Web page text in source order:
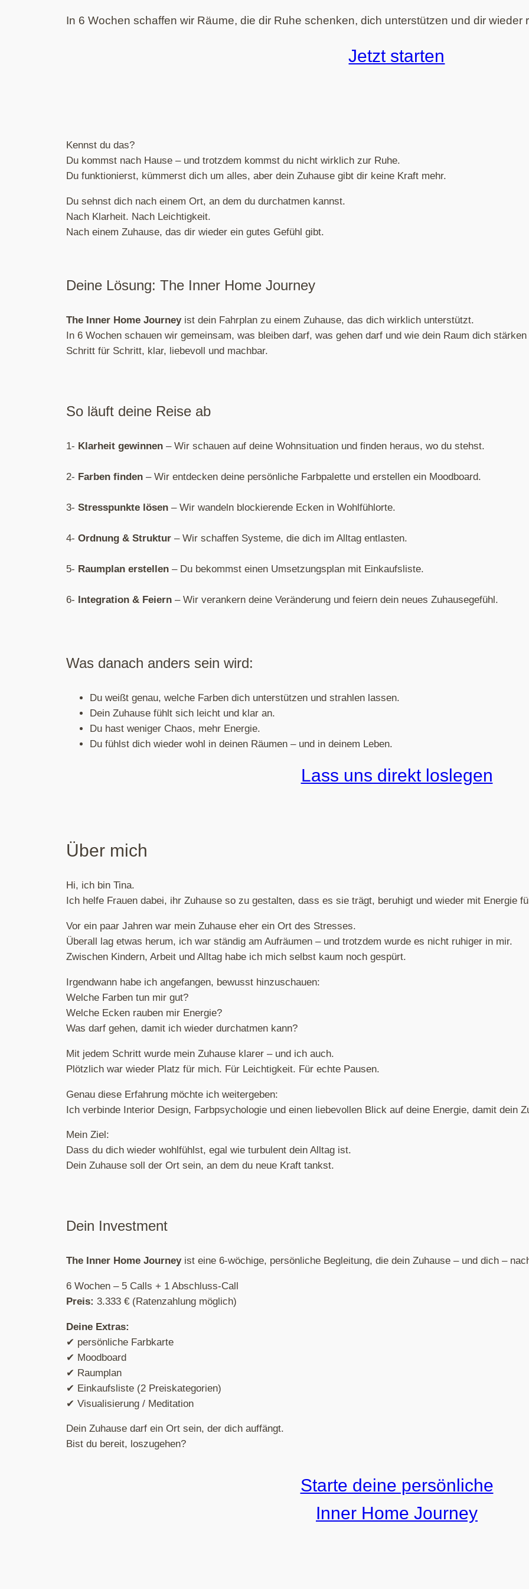
In 6 Wochen schaffen wir Räume, die dir Ruhe schenken, dich unterstützen und dir wieder
Jetzt starten
Kennst du das?
Du kommst nach Hause – und trotzdem kommst du nicht wirklich zur Ruhe.
Du funktionierst, kümmerst dich um alles, aber dein Zuhause gibt dir keine Kraft mehr.
Du sehnst dich nach einem Ort, an dem du durchatmen kannst.
Nach Klarheit. Nach Leichtigkeit.
Nach einem Zuhause, das dir wieder ein gutes Gefühl gibt.
Deine Lösung: The Inner Home Journey
The Inner Home Journeyist dein Fahrplan zu einem Zuhause, das dich wirklich unterstützt.
In 6 Wochen schauen wir gemeinsam, was bleiben darf, was gehen darf und wie dein Raum dich
Schritt für Schritt, klar, liebevoll und machbar.
So läuft deine Reise ab
1- Klarheit gewinnen – Wir schauen auf deine Wohnsituation und finden heraus, wo du stehst.
2- Farben finden – Wir entdecken deine persönliche Farbpalette und erstellen ein Moodboard.
3- Stresspunkte lösen – Wir wandeln blockierende Ecken in Wohlfühlorte.
4- Ordnung & Struktur – Wir schaffen Systeme, die dich im Alltag entlasten.
5- Raumplan erstellen – Du bekommst einen Umsetzungsplan mit Einkaufsliste.
6- Integration & Feiern – Wir verankern deine Veränderung und feiern dein neues Zuhausegefühl.
Was danach anders sein wird:
Du weißt genau, welche Farben dich unterstützen und strahlen lassen.
Dein Zuhause fühlt sich leicht und klar an.
Du hast weniger Chaos, mehr Energie.
Du fühlst dich wieder wohl in deinen Räumen – und in deinem Leben.
Lass uns direkt loslegen
Über mich
Hi, ich bin Tina.
Ich helfe Frauen dabei, ihr Zuhause so zu gestalten, dass es sie trägt, beruhigt und wieder mit Energie
Vor ein paar Jahren war mein Zuhause eher ein Ort des Stresses.
Überall lag etwas herum, ich war ständig am Aufräumen – und trotzdem wurde es nicht ruhiger in mir.
Zwischen Kindern, Arbeit und Alltag habe ich mich selbst kaum noch gespürt.
Irgendwann habe ich angefangen, bewusst hinzuschauen:
Welche Farben tun mir gut?
Welche Ecken rauben mir Energie?
Was darf gehen, damit ich wieder durchatmen kann?
Mit jedem Schritt wurde mein Zuhause klarer – und ich auch.
Plötzlich war wieder Platz für mich. Für Leichtigkeit. Für echte Pausen.
Genau diese Erfahrung möchte ich weitergeben:
Ich verbinde Interior Design, Farbpsychologie und einen liebevollen Blick auf deine Energie, damit dein
Mein Ziel:
Dass du dich wieder wohlfühlst, egal wie turbulent dein Alltag ist.
Dein Zuhause soll der Ort sein, an dem du neue Kraft tankst.
Dein Investment
The Inner Home Journeyist eine 6-wöchige, persönliche Begleitung, die dein Zuhause – und dich –
6 Wochen – 5 Calls + 1 Abschluss-Call
Preis: 3.333 € (Ratenzahlung möglich)
Deine Extras:
✔ persönliche Farbkarte
✔ Moodboard
✔ Raumplan
✔ Einkaufsliste (2 Preiskategorien)
✔ Visualisierung / Meditation
Dein Zuhause darf ein Ort sein, der dich auffängt.
Bist du bereit, loszugehen?
Starte deine persönliche
Inner Home Journey